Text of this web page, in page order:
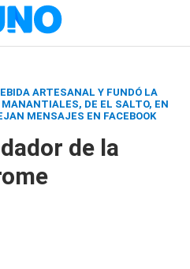
ARTESANAL Y FUNDÓ LA
DE EL SALTO, EN
MENSAJES EN FACEBOOK
de la